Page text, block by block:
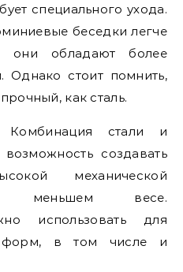
специального ухода.
беседки легче
они обладают более
Однако стоит помнить,
как сталь.
Комбинация стали и
создавать
механической
меньшем весе.
использовать для
форм, в том числе и